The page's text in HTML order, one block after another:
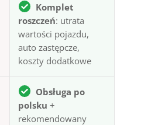
Komplet
roszczeń: utrata
wartości pojazdu,
auto zastępcze,
koszty dodatkowe
Obsługa po
polsku +
rekomendowany